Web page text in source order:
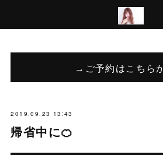
→ご予約はこちら
2019.09.23 13:43
帰省中に🍊